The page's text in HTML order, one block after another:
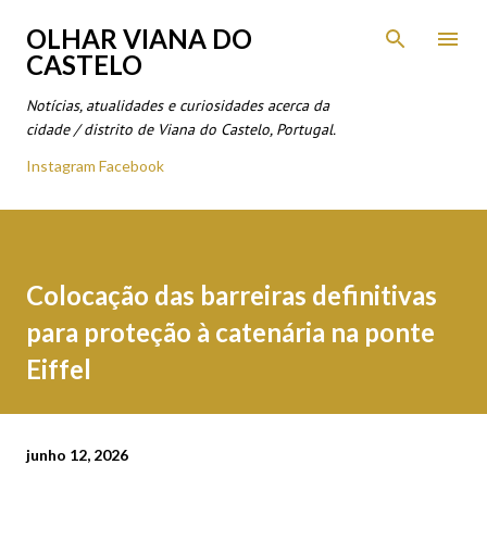
Avançar para o conteúdo principal
OLHAR VIANA DO
CASTELO
Notícias, atualidades e curiosidades acerca da
cidade / distrito de Viana do Castelo, Portugal.
Instagram Facebook
Colocação das barreiras definitivas
para proteção à catenária na ponte
Eiffel
junho 12, 2026